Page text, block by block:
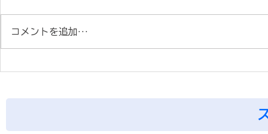
ONE TOKYO Track
コメントを追加…